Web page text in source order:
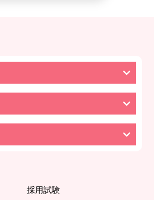
採用試験